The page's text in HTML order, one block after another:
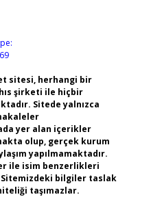
sitesi, herhangi bir
şirketi ile hiçbir
Sitede yalnızca
yer alan içerikler
olup, gerçek kurum
yapılmamaktadır.
ile isim benzerlikleri
bilgiler taslak
taşımazlar.